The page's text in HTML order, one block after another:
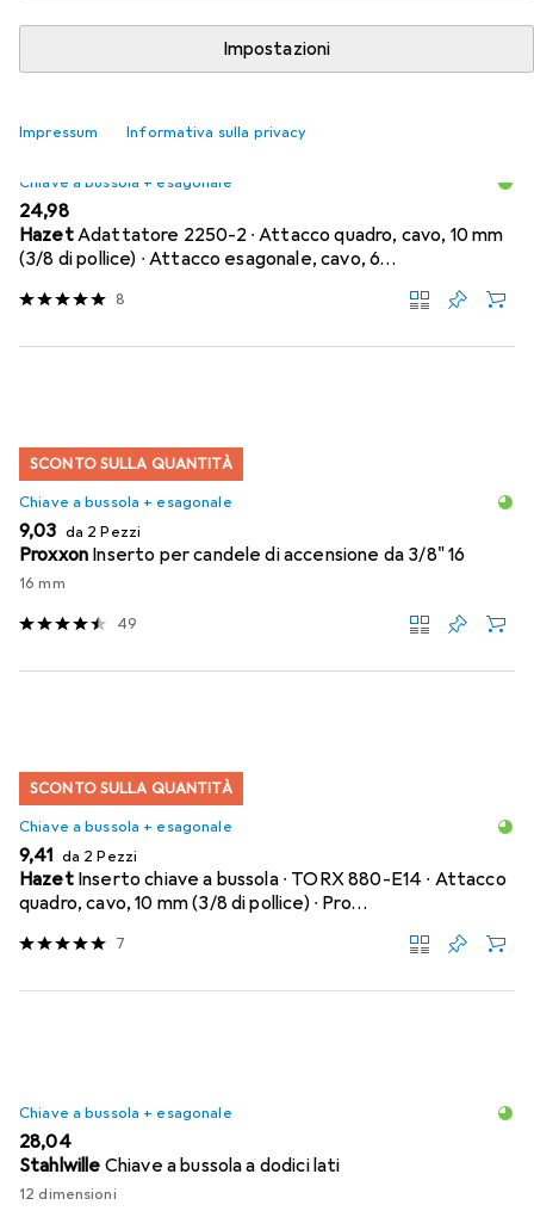
Impostazioni
Impressum Informativa sulla privacy
Rilevanza
Elenco dei prodotti
Chiave a bussola + esagonale
EUR
24,98
HazetAdattatore 2250-2 ∙ Attacco quadro, cavo, 10 mm
(3/8 di pollice) ∙ Attacco esagonale, cavo, 6…
8
SCONTO SULLA QUANTITÀ
Chiave a bussola + esagonale
EUR
9,03 da 2 Pezzi
Proxxon Inserto per candele di accensione da 3/8" 16
16 mm
49
SCONTO SULLA QUANTITÀ
Chiave a bussola + esagonale
EUR
9,41 da 2 Pezzi
Hazet Inserto chiave a bussola ∙ TORX 880-E14 ∙ Attacco
quadro, cavo, 10 mm (3/8 di pollice) ∙ Pro…
7
Chiave a bussola + esagonale
EUR
28,04
Stahlwille Chiave a bussola a dodici lati
12 dimensioni